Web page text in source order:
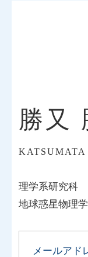
勝又
KATSUMATA
理学系研究科
地球惑星物理
メールアド